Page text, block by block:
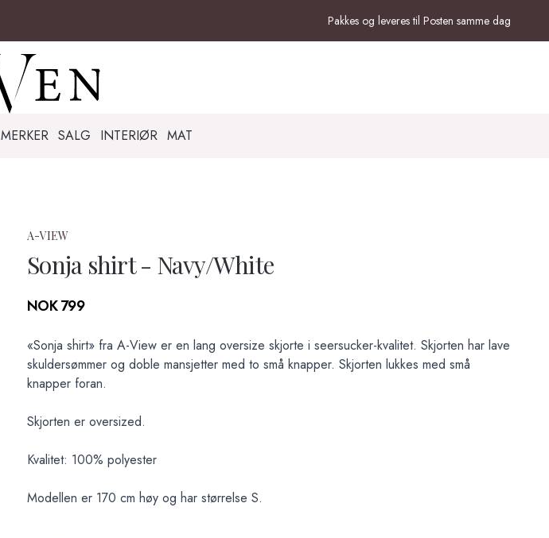
Pakkes og leveres til Posten samme dag
MERKER SALG INTERIØR MAT
A-VIEW
Sonja shirt - Navy/White
Produktdetaljer
NOK 799
Description
«Sonja shirt» fra A-View er en lang oversize skjorte i seersucker-kvalitet. Skjorten har lave
skuldersømmer og doble mansjetter med to små knapper. Skjorten lukkes med små
knapper foran.
Skjorten er oversized.
Kvalitet: 100% polyester
Modellen er 170 cm høy og har størrelse S.